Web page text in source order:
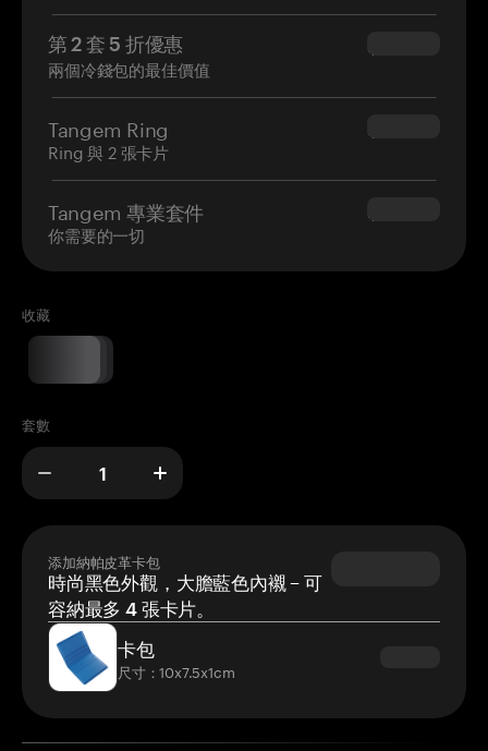
第 2 套 5 折優惠
兩個冷錢包的最佳價值
$34.95
Tangem Ring
Ring 與 2 張卡片
$160.00
Tangem 專業套件
你需要的一切
$180.00
收藏
套數
添加納帕皮革卡包
時尚黑色外觀，大膽藍色內襯 – 可
容納最多 4 張卡片。
卡包
尺寸：10x7.5x1cm